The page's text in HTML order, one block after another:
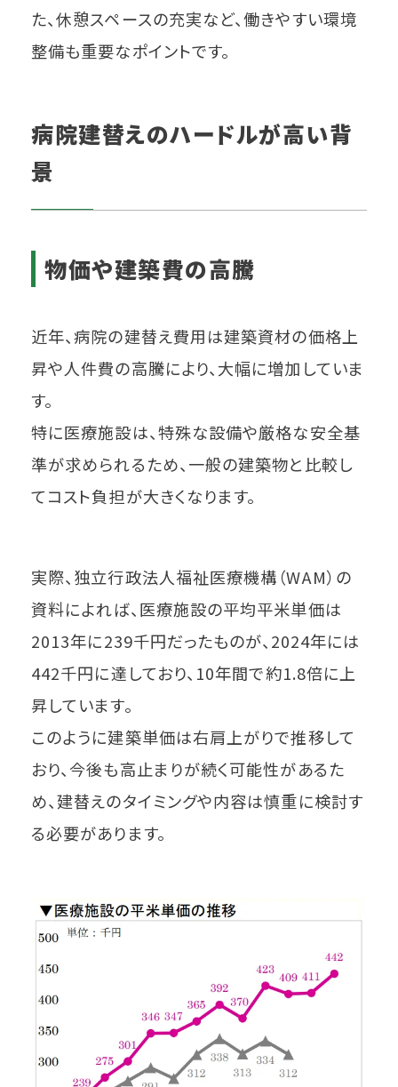
た、休憩スペースの充実など、働きやすい環境
整備も重要なポイントです。
病院建替えのハードルが高い背
景
物価や建築費の高騰
近年、病院の建替え費用は建築資材の価格上
昇や人件費の高騰により、大幅に増加していま
す。
特に医療施設は、特殊な設備や厳格な安全基
準が求められるため、一般の建築物と比較し
てコスト負担が大きくなります。
実際、独立行政法人福祉医療機構（WAM）の
資料によれば、医療施設の平均平米単価は
2013年に239千円だったものが、2024年には
442千円に達しており、10年間で約1.8倍に上
昇しています。
このように建築単価は右肩上がりで推移して
おり、今後も高止まりが続く可能性があるた
め、建替えのタイミングや内容は慎重に検討す
る必要があります。